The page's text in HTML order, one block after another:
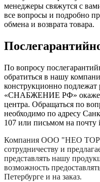
менеджеры свяжутся с
все вопросы и подробно
обмена и возврата товара.
По вопросу
обратиться в нашу
конструкционно
«СНАБЖЕНИЕ РФ» окажет
центра. Обращаться по
необходимо по адресу
107 или письмом на почту
Компания ООО "НЕО
сотрудничеству и
представлять нашу
возможность
Петербурге и на заказ.